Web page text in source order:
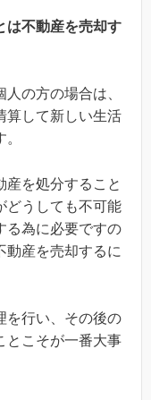
は不動産を売却す
の方の場合は、
算して新しい生活
産を処分すること
どうしても不可能
る為に必要ですの
動産を売却するに
を行い、その後の
とこそが一番大事